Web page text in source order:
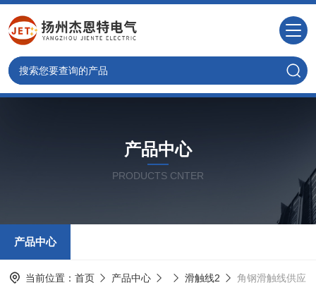
产品中心
PRODUCTS CNTER
产品中心
当前位置： 首页 产品中心 滑触线2 角钢滑触线供应